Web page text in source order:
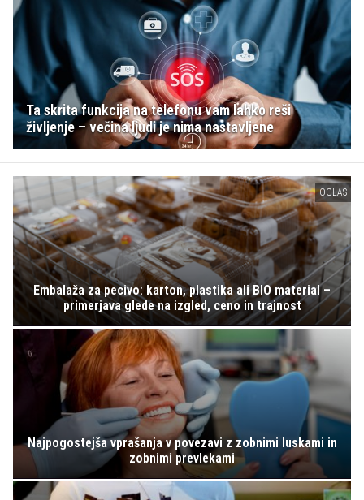
Ta skrita funkcija na telefonu vam lahko reši
življenje – večina ljudi je nima nastavljene
OGLAS
Embalaža za pecivo: karton, plastika ali BIO material –
primerjava glede na izgled, ceno in trajnost
Najpogostejša vprašanja v povezavi z zobnimi luskami in
zobnimi prevlekami